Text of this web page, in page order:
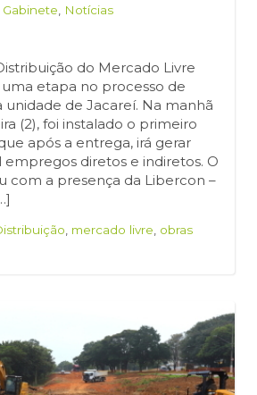
Gabinete
Notícias
do Mercado Livre
uma etapa no processo de
unidade de Jacareí. Na manhã
(2), foi instalado o primeiro
após a entrega, irá gerar
empregos diretos e indiretos. O
com a presença da Libercon –
mercado livre obras